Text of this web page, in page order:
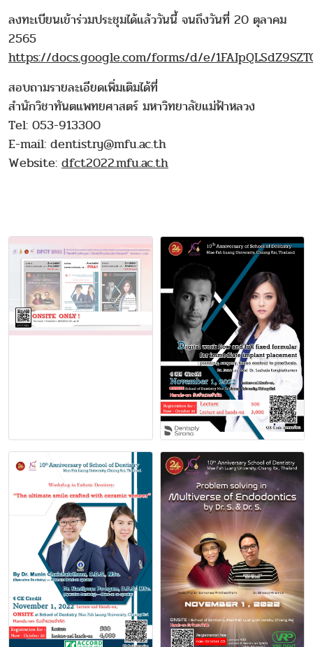
ลงทะเบียนเข้าร่วมประชุมได้แล้ววันนี้ จนถึงวันที่ 20 ตุลาคม
2565
https://docs.google.com/forms/d/e/
สอบถามรายละเอียดเพิ่มเติมได้ที่
สำนักวิชาทันตแพทยศาสตร์ มหาวิทยาลัยแม่ฟ้าหลวง
Tel: 053-913300
E-mail: dentistry@mfu.ac.th
Website: dfct2022.mfu.ac.th